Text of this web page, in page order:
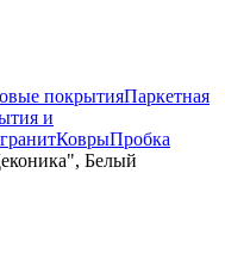
покрытияПаркетная
и
КоврыПробка
Белый